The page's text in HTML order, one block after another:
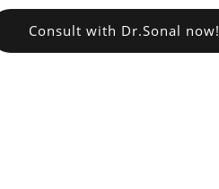
Consult with Dr.Sonal now!